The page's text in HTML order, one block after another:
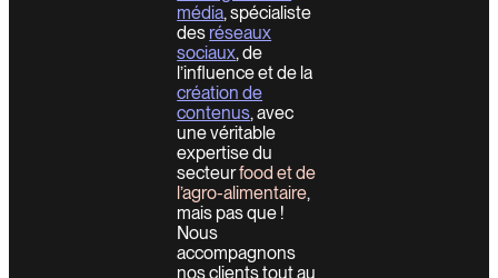
média, spécialiste
des réseaux
sociaux, de
l’influence et de la
création de
contenus, avec
une véritable
expertise du
secteurfood et de
l’agro-alimentaire,
mais pas que !
Nous
accompagnons
nos clients tout au